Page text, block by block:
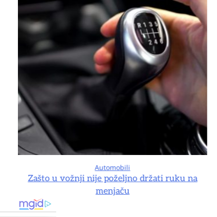
Automobili
Zašto u vožnji nije poželjno držati ruku na
menjaču